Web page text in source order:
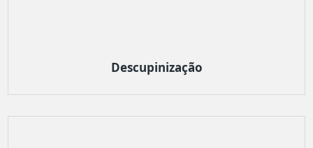
Descupinização